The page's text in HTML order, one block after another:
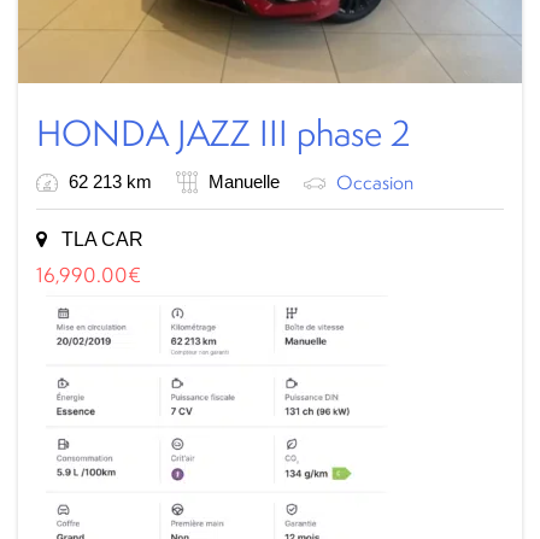
HONDA JAZZ III phase 2
62 213 km Manuelle Occasion
TLA CAR
16,990.00€